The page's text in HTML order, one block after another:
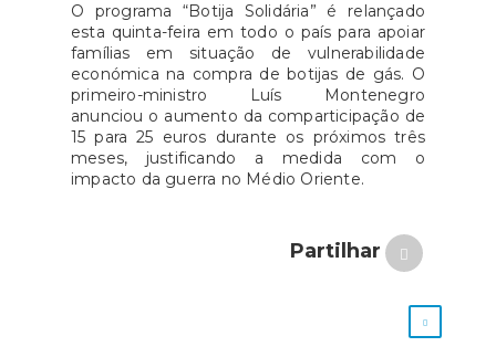
O programa “Botija Solidária” é relançado
esta quinta-feira em todo o país para apoiar
famílias em situação de vulnerabilidade
económica na compra de botijas de gás. O
primeiro-ministro Luís Montenegro
anunciou o aumento da comparticipação de
15 para 25 euros durante os próximos três
meses, justificando a medida com o
impacto da guerra no Médio Oriente.
Partilhar